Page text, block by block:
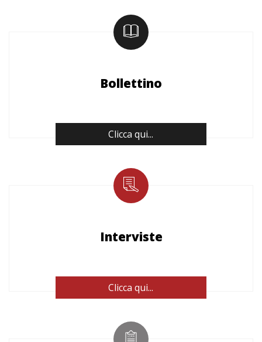
Bollettino
Clicca qui...
Interviste
Clicca qui...